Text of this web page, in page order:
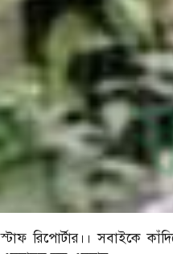
স্টাফ রিপোর্টার।। সবাইকে